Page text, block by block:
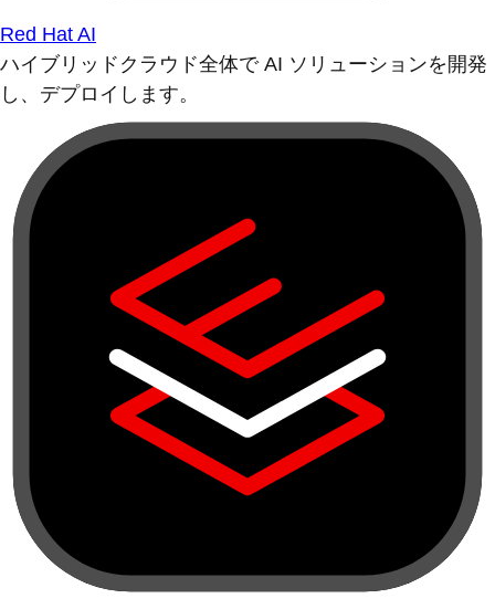
Red Hat AI
ハイブリッドクラウド全体で AI ソリューションを開発
し、デプロイします。